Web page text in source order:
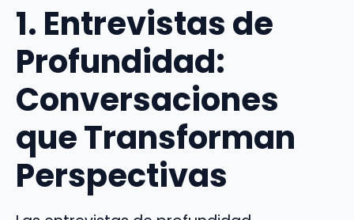
1. Entrevistas de
Profundidad:
Conversaciones
que Transforman
Perspectivas